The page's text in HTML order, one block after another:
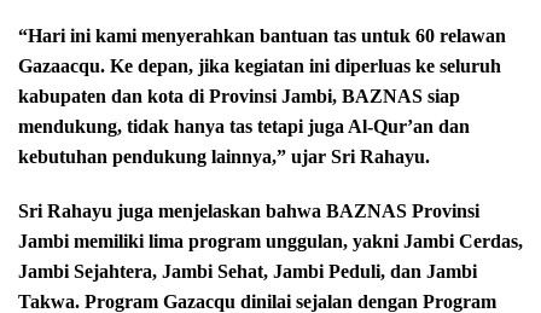
“Hari ini kami menyerahkan bantuan tas untuk 60 relawan
Gazaacqu. Ke depan, jika kegiatan ini diperluas ke seluruh
kabupaten dan kota di Provinsi Jambi, BAZNAS siap
mendukung, tidak hanya tas tetapi juga Al-Qur’an dan
kebutuhan pendukung lainnya,” ujar Sri Rahayu.
Sri Rahayu juga menjelaskan bahwa BAZNAS Provinsi
Jambi memiliki lima program unggulan, yakni Jambi Cerdas,
Jambi Sejahtera, Jambi Sehat, Jambi Peduli, dan Jambi
Takwa. Program Gazacqu dinilai sejalan dengan Program